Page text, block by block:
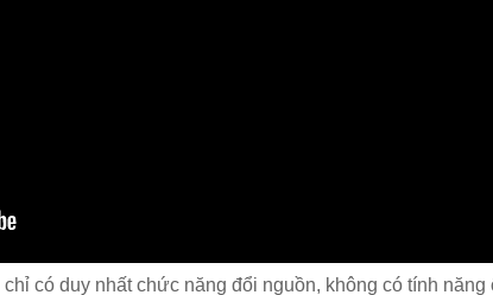
chỉ có duy nhất chức năng đổi nguồn, không có tính năng